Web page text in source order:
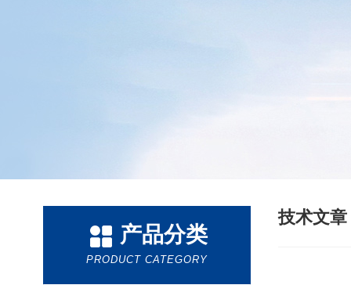
产品分类
PRODUCT CATEGORY
技术文章